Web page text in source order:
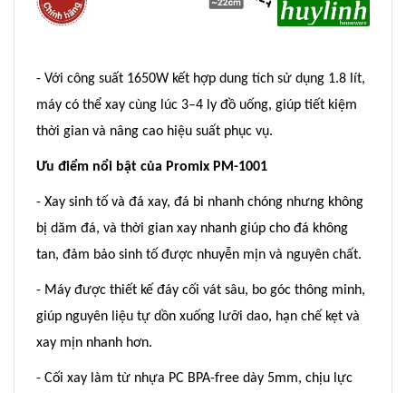
- Với công suất 1650W kết hợp dung tích sử dụng 1.8 lít,
máy có thể xay cùng lúc 3–4 ly đồ uống, giúp tiết kiệm
thời gian và nâng cao hiệu suất phục vụ.
Ưu điểm nổi bật của Promix PM-1001
- Xay sinh tố và đá xay, đá bi nhanh chóng nhưng không
bị dăm đá, và thời gian xay nhanh giúp cho đá không
tan, đảm bảo sinh tố được nhuyễn mịn và nguyên chất.
- Máy được thiết kế đáy cối vát sâu, bo góc thông minh,
giúp nguyên liệu tự dồn xuống lưỡi dao, hạn chế kẹt và
xay mịn nhanh hơn.
- Cối xay làm từ nhựa PC BPA-free dày 5mm, chịu lực